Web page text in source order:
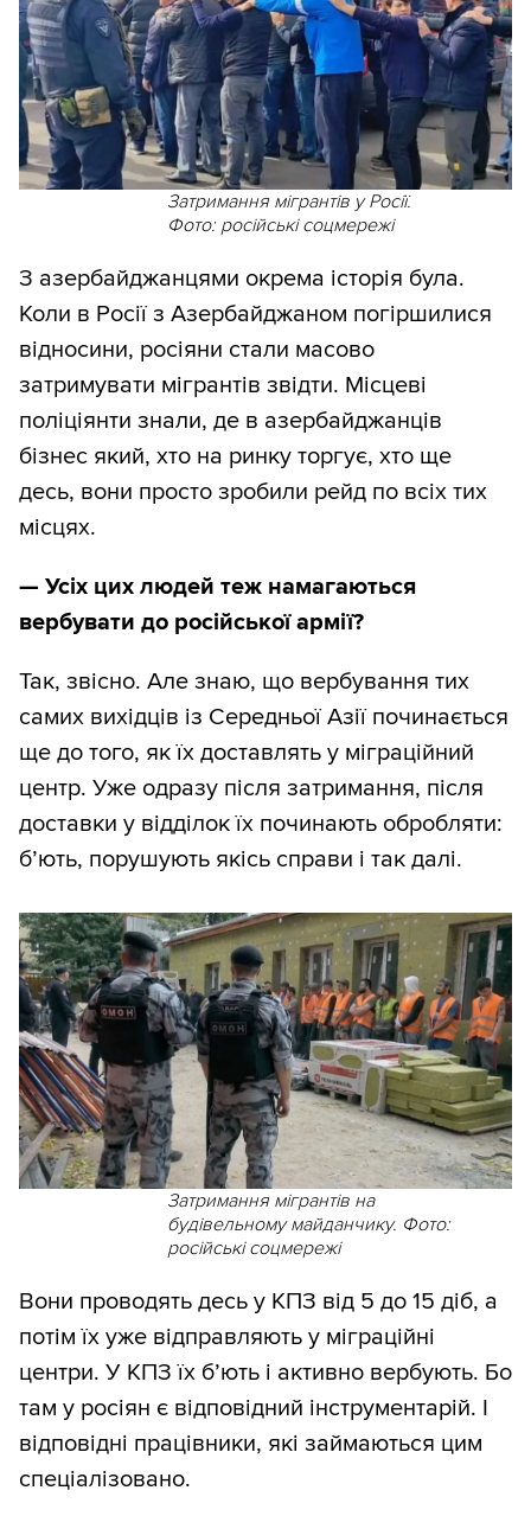
Затримання мігрантів у Росії.
Фото: російські соцмережі
З азербайджанцями окрема історія була.
Коли в Росії з Азербайджаном погіршилися
відносини, росіяни стали масово
затримувати мігрантів звідти. Місцеві
поліціянти знали, де в азербайджанців
бізнес який, хто на ринку торгує, хто ще
десь, вони просто зробили рейд по всіх тих
місцях.
— Усіх цих людей теж намагаються
вербувати до російської армії?
Так, звісно. Але знаю, що вербування тих
самих вихідців із Середньої Азії починається
ще до того, як їх доставлять у міграційний
центр. Уже одразу після затримання, після
доставки у відділок їх починають обробляти:
б’ють, порушують якісь справи і так далі.
Затримання мігрантів на
будівельному майданчику. Фото:
російські соцмережі
Вони проводять десь у КПЗ від 5 до 15 діб, а
потім їх уже відправляють у міграційні
центри. У КПЗ їх б’ють і активно вербують. Бо
там у росіян є відповідний інструментарій. І
відповідні працівники, які займаються цим
спеціалізовано.